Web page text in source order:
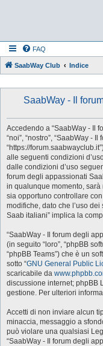
FAQ
SaabWay Club Indice
SaabWay - Il
Accedendo a “SaabWay - Il
“noi”, “nostro”, “SaabWay -
“https://
alle seguenti condizioni
dalle condizioni d’uso
forum degli appassionati
in qualunque momento,
sia opportuno controllare
modifiche, dato che l’uso
Saab italiani” implica la
“SaabWay - Il forum degli
(in seguito “loro”, “phpBB
“phpBB Teams”) che è un
sotto “GNU General Public
scaricabile da
discussione internet; phpBB
gestione. Per ulteriori
Accetti di non inviare alcun
minaccia, messaggio a
può violare una qualsiasi
“SaabWay - Il forum degli